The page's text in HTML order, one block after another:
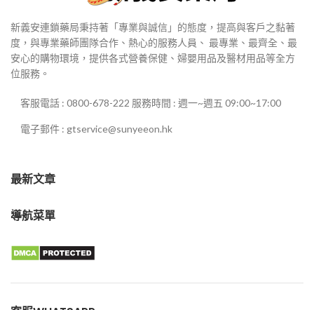
新義安連鎖藥局秉持著「專業與誠信」的態度，提高與客戶之黏著
度，與專業藥師團隊合作、熱心的服務人員、 最專業、最齊全、最
安心的購物環境，提供各式營養保健、婦嬰用品及醫材用品等全方
位服務。
客服電話 : 0800-678-222 服務時間 : 週一~週五 09:00~17:00
電子郵件 : gtservice@sunyeeon.hk
最新文章
導航菜單